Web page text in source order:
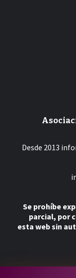
Desde 2013
Se prohíbe
parcial, por
esta web sin